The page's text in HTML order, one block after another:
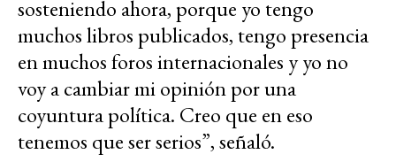
sosteniendo ahora, porque yo tengo
muchos libros publicados, tengo presencia
en muchos foros internacionales y yo no
voy a cambiar mi opinión por una
coyuntura política. Creo que en eso
tenemos que ser serios”, señaló.